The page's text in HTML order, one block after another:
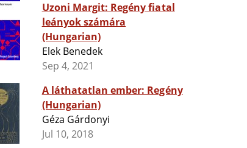
Uzoni Margit: Regény fiatal
leányok számára
(Hungarian)
Elek Benedek
Sep 4, 2021
A láthatatlan ember: Regény
(Hungarian)
Géza Gárdonyi
Jul 10, 2018